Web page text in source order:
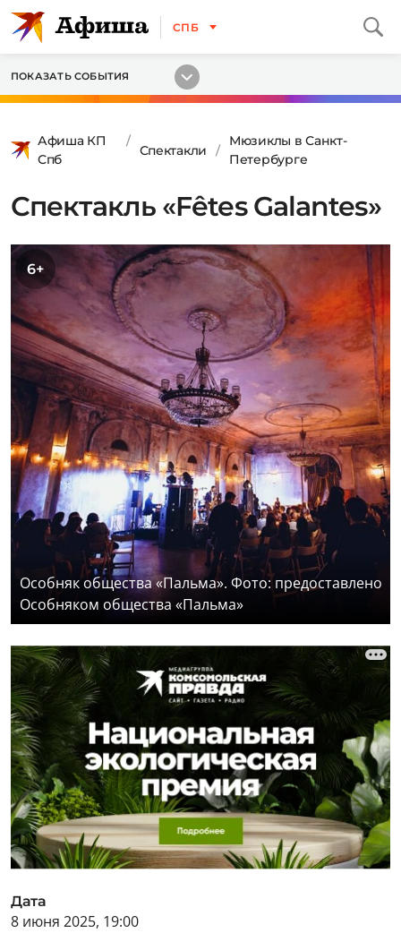
СПБ
ПОКАЗАТЬ СОБЫТИЯ
Афиша КП
Спб
Спектакли
Мюзиклы в Санкт-
Петербурге
Спектакль «Fêtes Galantes»
6+
Особняк общества «Пальма». Фото: предоставлено
Особняком общества «Пальма»
Дата
8 июня 2025, 19:00